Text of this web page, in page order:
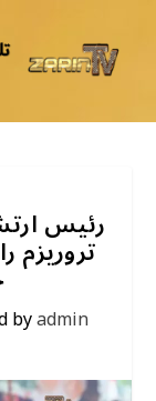
رئیس
تروریزم
byadmin